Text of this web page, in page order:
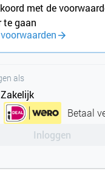
met de
te gaan
als
Zakelijk
Betaal
Inloggen